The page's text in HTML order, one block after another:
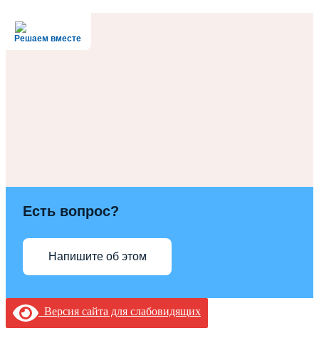
Решаем вместе
Есть вопрос?
Напишите об этом
Версия сайта для слабовидящих